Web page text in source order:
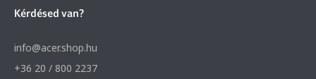
Kérdésed van?
info@acer.shop.hu
+36 20 / 800 2237